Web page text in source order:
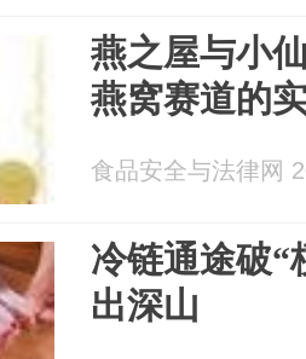
燕之屋与小
燕窝赛道的
食品安全与法律网
冷链通途破“
出深山